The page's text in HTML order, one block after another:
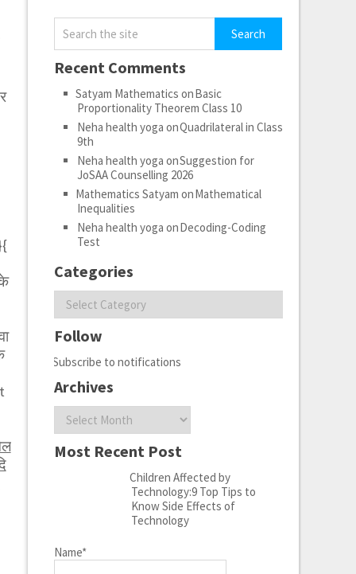
Recent Comments
Satyam Mathematics onBasic
Proportionality Theorem Class 10
Neha health yoga onQuadrilateral in Class
9th
Neha health yoga onSuggestion for
JoSAA Counselling 2026
Mathematics Satyam onMathematical
Inequalities
Neha health yoga onDecoding-Coding
Test
Categories
Categories
Follow
Subscribe to notifications
Archives
Archives
Most Recent Post
Children Affected by
Technology:9 Top Tips to
Know Side Effects of
Technology
Name*